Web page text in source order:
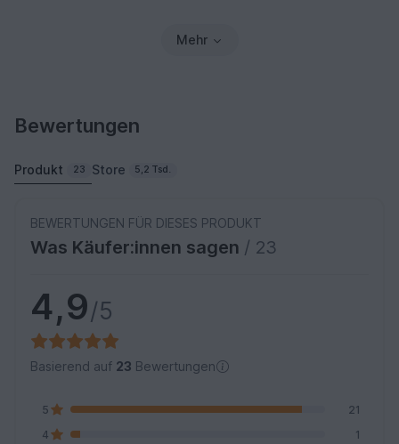
Mehr
Bewertungen
Produkt 23 Store 5,2 Tsd.
BEWERTUNGEN FÜR DIESES PRODUKT
Was Käufer:innen sagen / 23
4,9/5
Basierend auf 23 Bewertungen
5
21
4
1